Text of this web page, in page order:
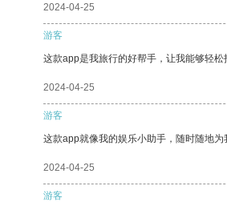
2024-04-25
游客
这款app是我旅行的好帮手，让我能够轻松
2024-04-25
游客
这款app就像我的娱乐小助手，随时随地为
2024-04-25
游客